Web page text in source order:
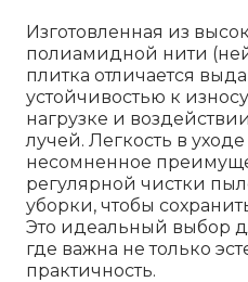
Изготовленная из
полиамидной нити
плитка отличается
устойчивостью к
нагрузке и
лучей. Легкость в
несомненное
регулярной чистки
уборки, чтобы
Это идеальный выбор
где важна не только
практичность.